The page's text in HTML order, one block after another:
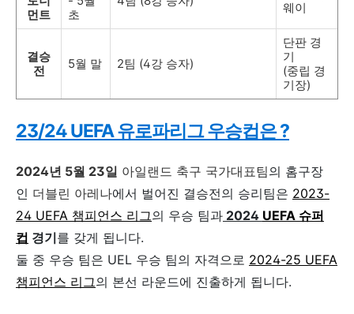
먼트
초
웨이
결승
전
5월 말 2팀 (4강 승자)
단판 경
기
(중립 경
기장)
23/24 UEFA 유로파리그 우승컵은 ?
2024년 5월 23일 아일랜드 축구 국가대표팀의 홈구장
인 더블린 아레나에서 벌어진 결승전의 승리팀은 2023-
24 UEFA 챔피언스 리그의 우승 팀과 2024 UEFA 슈퍼
컵 경기를 갖게 됩니다.
둘 중 우승 팀은 UEL 우승 팀의 자격으로 2024-25 UEFA
챔피언스 리그의 본선 라운드에 진출하게 됩니다.